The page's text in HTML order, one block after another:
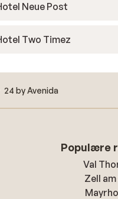
Neue Post
Two Timez
24 by Avenida
Populære
Val
Zell am